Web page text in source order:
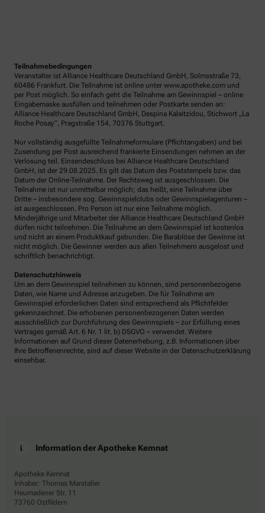
Teilnahmebedingungen
Veranstalter ist Alliance Healthcare Deutschland GmbH, Solmsstraße 73,
60486 Frankfurt. Die Teilnahme ist online unter www.apotheke.com und
per Post möglich. So einfach geht die Teilnahme am Gewinnspiel – online
Eingabemaske ausfüllen und teilnehmen oder Postkarte senden an:
Alliance Healthcare Deutschland GmbH, Despina Kalaitzidou, Stichwort „La
Roche Posay“, Pragstraße 154, 70376 Stuttgart.
Nur vollständig ausgefüllte Teilnahmeformulare (Pflichtangaben) und bei
Zusendung per Post ausreichend frankierte Einsendungen nehmen an der
Verlosung teil. Einsendeschluss bei Alliance Healthcare Deutschland
GmbH, ist der 29.08.2025. Es gilt das Datum des Poststempels bzw. das
Datum der Online-Teilnahme. Der Rechtsweg ist ausgeschlossen. Die
Teilnahme ist nur unmittelbar möglich; das heißt, eine Teilnahme über
Dritte – insbesondere sog. Gewinnspielclubs oder Gewinnspielagenturen –
ist ausgeschlossen. Pro Person ist nur eine Teilnahme möglich.
Minderjährige und Mitarbeiter der Alliance Healthcare Deutschland GmbH
dürfen nicht teilnehmen. Die Teilnahme an dem Gewinnspiel ist kostenlos
und nicht an einem Produktkauf gebunden. Die Barablöse der Gewinne ist
nicht möglich. Die Gewinner werden aus allen Teilnehmern ausgelost und
schriftlich benachrichtigt.
Datenschutzhinweis
Um an dem Gewinnspiel teilnehmen zu können, sind personenbezogene
Daten, wie Name und Adresse anzugeben. Die für Teilnahme am
Gewinnspiel erforderlichen Daten sind entsprechend als Pflichtfelder
gekennzeichnet. Die erhobenen personenbezogenen Daten werden
ausschließlich zur Durchführung des Gewinnspiels – zur Erfüllung eines
Vertrages gemäß Art. 6 Nr. 1 lit. b) DSGVO – verwendet. Weitere
Informationen auf Grund dieser Datenerhebung, z.B. Informationen über
Ihre Betroffenenrechte, sind auf dieser Website in der Datenschutzerklärung
einsehbar.
Information der Apotheke Kemnat
Apotheke Kemnat
Inhaber: Thomas Marstaller
Heumadener Str. 11
73760 Ostfildern